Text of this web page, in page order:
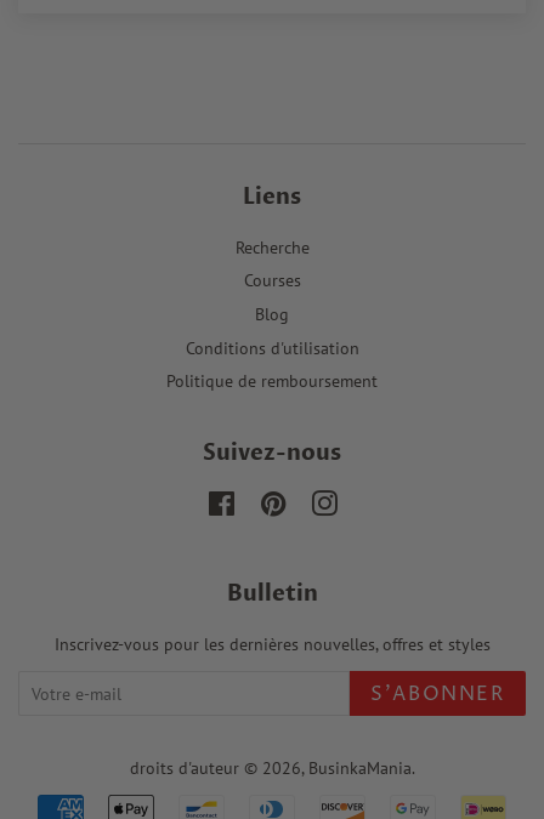
Liens
Recherche
Courses
Blog
Conditions d'utilisation
Politique de remboursement
Suivez-nous
FacebookPinterestInstagram
Bulletin
Inscrivez-vous pour les dernières nouvelles, offres et styles
S'ABONNER
droits d'auteur © 2026, BusinkaMania.
Icônes